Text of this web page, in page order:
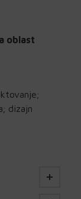
oblast
dizajn